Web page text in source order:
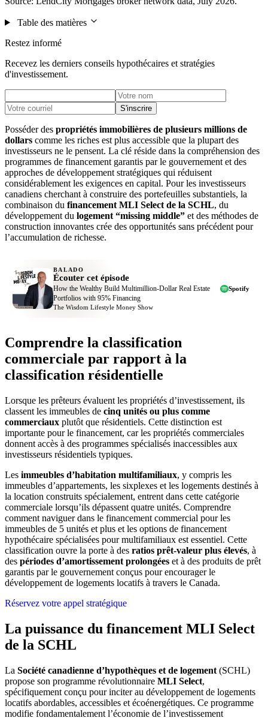
Table des matières
Restez informé
Recevez les derniers conseils hypothécaires et stratégies
d'investissement.
S'inscrire
Posséder des propriétés immobilières de plusieurs millions de
dollars comme les riches est plus accessible que la plupart des
investisseurs ne le pensent. La clé réside dans la compréhension des
programmes de financement garantis par le gouvernement et des
approches de développement stratégiques qui réduisent
considérablement les exigences en capital. Pour les investisseurs
canadiens cherchant à construire des portefeuilles substantiels, la
combinaison du financement MLI Select de la SCHL, du
développement du logement “missing middle” et des méthodes de
construction innovantes crée des opportunités sans précédent pour
l’accumulation de richesse.
BALADO
Écouter cet épisode
How the Wealthy Build Multimillion-Dollar Real Estate
Portfolios with 95% Financing
The Wisdom Lifestyle Money Show
Spotify
Comprendre la classification
commerciale par rapport à la
classification résidentielle
Lorsque les prêteurs évaluent les propriétés d’investissement, ils
classent les immeubles de cinq unités ou plus comme
commerciaux plutôt que résidentiels. Cette distinction est
importante pour le financement, car les propriétés commerciales
donnent accès à des programmes spécialisés inaccessibles aux
investisseurs résidentiels typiques.
Les immeubles d’habitation multifamiliaux, y compris les
immeubles d’appartements, les sixplexes et les logements destinés à
la location construits spécialement, entrent dans cette catégorie
commerciale lorsqu’ils dépassent quatre unités. Comprendre
comment naviguer dans le financement commercial pour les
immeubles de 5 unités et plus et les options de financement
hypothécaire spécialisées pour multifamiliaux est essentiel. Cette
classification ouvre la porte à des ratios prêt-valeur plus élevés, à
des périodes d’amortissement prolongées et à des produits de prêt
garantis par le gouvernement conçus pour encourager le
développement de logements locatifs à travers le Canada.
Réservez votre appel stratégique
La puissance du financement MLI Select
de la SCHL
La Société canadienne d’hypothèques et de logement (SCHL)
propose son programme révolutionnaire MLI Select,
spécifiquement conçu pour inciter au développement de logements
locatifs abordables, accessibles et écoénergétiques. Ce programme
modifie fondamentalement l’économie de l’investissement